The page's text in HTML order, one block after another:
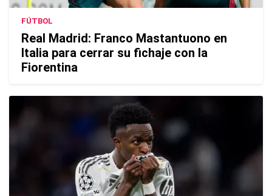
FÚTBOL
Real Madrid: Franco Mastantuono en
Italia para cerrar su fichaje con la
Fiorentina